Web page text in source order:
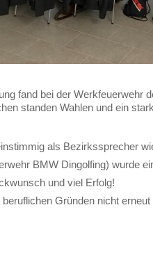
fand bei der Werkfeuerwehr
standen Wahlen und ein
als Bezirkssprecher
BMW Dingolfing) wurde
und viel Erfolg!
Gründen nicht